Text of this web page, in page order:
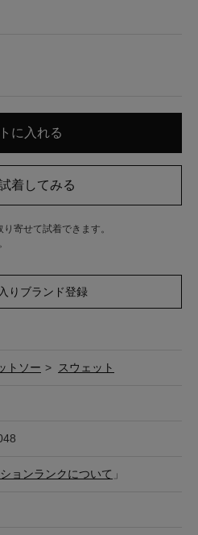
寄せて試着できます。
りブランド登録
トソー > スウェット
ョンランクについて 」